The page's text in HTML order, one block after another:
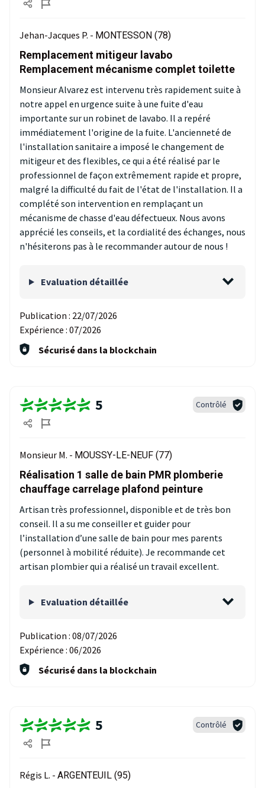
Jehan-Jacques P. - MONTESSON (78)
Remplacement mitigeur lavabo
Remplacement mécanisme complet toilette
Monsieur Alvarez est intervenu très rapidement suite à
notre appel en urgence suite à une fuite d'eau
importante sur un robinet de lavabo. Il a repéré
immédiatement l'origine de la fuite. L'ancienneté de
l'installation sanitaire a imposé le changement de
mitigeur et des flexibles, ce qui a été réalisé par le
professionnel de façon extrêmement rapide et propre,
malgré la difficulté du fait de l'état de l'installation. Il a
complété son intervention en remplaçant un
mécanisme de chasse d'eau défectueux. Nous avons
apprécié les conseils, et la cordialité des échanges, nous
n'hésiterons pas à le recommander autour de nous !
Evaluation détaillée
Publication : 22/07/2026
Expérience : 07/2026
Sécurisé dans la blockchain
5 Contrôlé
Monsieur M. - MOUSSY-LE-NEUF (77)
Réalisation 1 salle de bain PMR plomberie
chauffage carrelage plafond peinture
Artisan très professionnel, disponible et de très bon
conseil. Il a su me conseiller et guider pour
l’installation d’une salle de bain pour mes parents
(personnel à mobilité réduite). Je recommande cet
artisan plombier qui a réalisé un travail excellent.
Evaluation détaillée
Publication : 08/07/2026
Expérience : 06/2026
Sécurisé dans la blockchain
5 Contrôlé
Régis L. - ARGENTEUIL (95)